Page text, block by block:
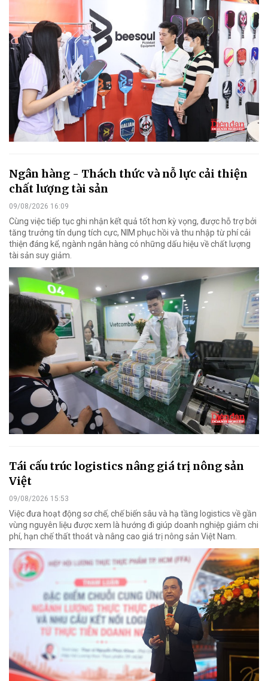
Ngân hàng - Thách thức và nỗ lực cải thiện
chất lượng tài sản
09/08/2026 16:09
Cùng việc tiếp tục ghi nhận kết quả tốt hơn kỳ vọng, được hỗ trợ bởi
tăng trưởng tín dụng tích cực, NIM phục hồi và thu nhập từ phí cải
thiện đáng kể, ngành ngân hàng có những dấu hiệu về chất lượng
tài sản suy giảm.
Tái cấu trúc logistics nâng giá trị nông sản
Việt
09/08/2026 15:53
Việc đưa hoạt động sơ chế, chế biến sâu và hạ tầng logistics về gần
vùng nguyên liệu được xem là hướng đi giúp doanh nghiệp giảm chi
phí, hạn chế thất thoát và nâng cao giá trị nông sản Việt Nam.